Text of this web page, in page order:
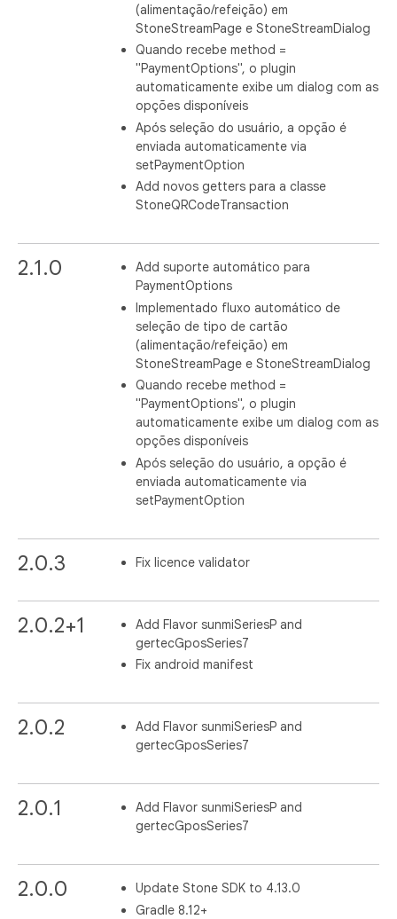
(alimentação/refeição) em
StoneStreamPage e StoneStreamDialog
Quando recebe method =
"PaymentOptions", o plugin
automaticamente exibe um dialog com as
opções disponíveis
Após seleção do usuário, a opção é
enviada automaticamente via
setPaymentOption
Add novos getters para a classe
StoneQRCodeTransaction
2.1.0
Add suporte automático para
PaymentOptions
Implementado fluxo automático de
seleção de tipo de cartão
(alimentação/refeição) em
StoneStreamPage e StoneStreamDialog
Quando recebe method =
"PaymentOptions", o plugin
automaticamente exibe um dialog com as
opções disponíveis
Após seleção do usuário, a opção é
enviada automaticamente via
setPaymentOption
2.0.3 Fix licence validator
2.0.2+1
Add Flavor sunmiSeriesP and
gertecGposSeries7
Fix android manifest
2.0.2
Add Flavor sunmiSeriesP and
gertecGposSeries7
2.0.1
Add Flavor sunmiSeriesP and
gertecGposSeries7
2.0.0
Update Stone SDK to 4.13.0
Gradle 8.12+